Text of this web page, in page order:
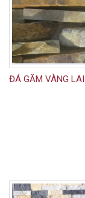
ĐÁ GĂM VÀNG LAI